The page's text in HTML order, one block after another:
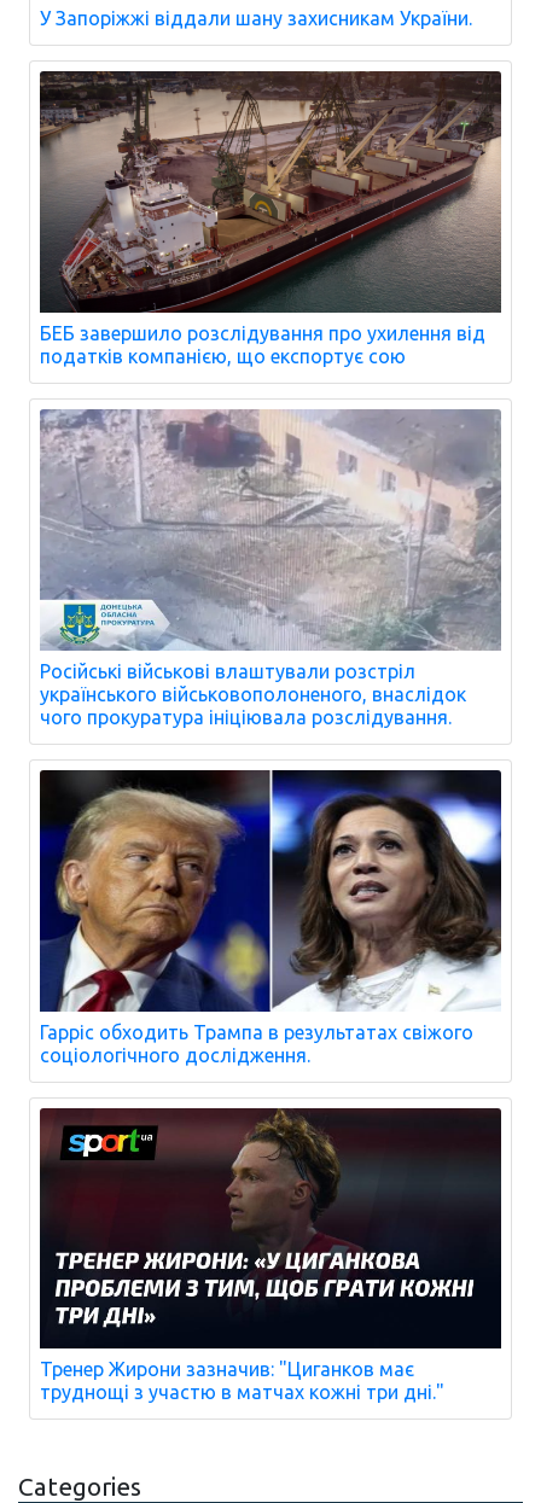
У Запоріжжі віддали шану захисникам України.
БЕБ завершило розслідування про ухилення від
податків компанією, що експортує сою
Російські військові влаштували розстріл
українського військовополоненого, внаслідок
чого прокуратура ініціювала розслідування.
Гарріс обходить Трампа в результатах свіжого
соціологічного дослідження.
Тренер Жирони зазначив: "Циганков має
труднощі з участю в матчах кожні три дні."
Categories